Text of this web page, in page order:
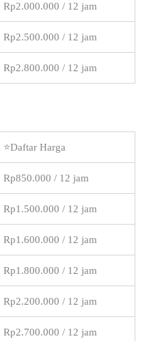
Rp2.000.000 / 12 jam
Rp2.500.000 / 12 jam
Rp2.800.000 / 12 jam
⭐Daftar Harga
Rp850.000 / 12 jam
Rp1.500.000 / 12 jam
Rp1.600.000 / 12 jam
Rp1.800.000 / 12 jam
Rp2.200.000 / 12 jam
Rp2.700.000 / 12 jam